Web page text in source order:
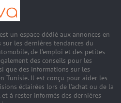
un espace dédié aux annonces en
les dernières tendances du
de l'emploi et des petites
des conseils pour les
que des informations sur les
Tunisie. Il est conçu pour aider les
éclairées lors de l'achat ou de la
à rester informés des dernières